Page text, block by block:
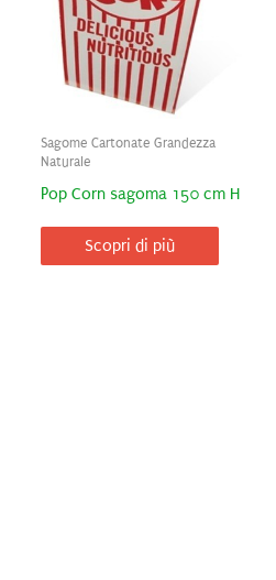
Sagome Cartonate Grandezza
Naturale
Pop Corn sagoma 150 cm H
Scopri di più